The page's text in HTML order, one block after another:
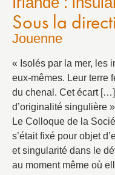
Sous la
Jouenne
« Isolés par la mer, les
eux-mêmes. Leur terre
du chenal. Cet écart
d’originalité singulière
Le Colloque de la
s’était fixé pour objet
et singularité dans le
au moment même où